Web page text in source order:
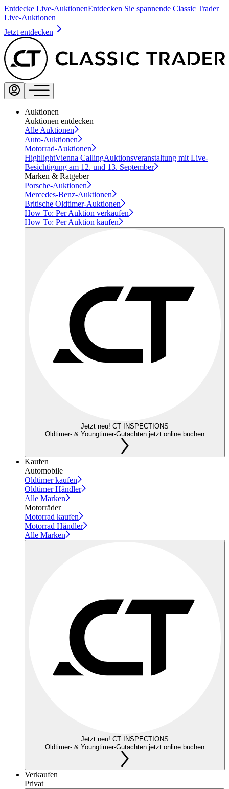
Entdecke Live-AuktionenEntdecken Sie spannende Classic Trader
Live-Auktionen
Jetzt entdecken
Auktionen
Auktionen entdecken
Alle Auktionen
Auto-Auktionen
Motorrad-Auktionen
HighlightVienna CallingAuktionsveranstaltung mit Live-
Besichtigung am 12. und 13. September
Marken & Ratgeber
Porsche-Auktionen
Mercedes-Benz-Auktionen
Britische Oldtimer-Auktionen
How To: Per Auktion verkaufen
How To: Per Auktion kaufen
Jetzt neu! CT INSPECTIONS
Oldtimer- & Youngtimer-Gutachten jetzt online buchen
Kaufen
Automobile
Oldtimer kaufen
Oldtimer Händler
Alle Marken
Motorräder
Motorrad kaufen
Motorrad Händler
Alle Marken
Jetzt neu! CT INSPECTIONS
Oldtimer- & Youngtimer-Gutachten jetzt online buchen
Verkaufen
Privat